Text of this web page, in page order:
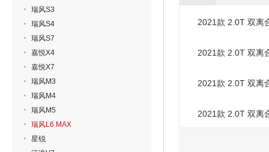
瑞风S3
瑞风S4
瑞风S7
嘉悦X4
嘉悦X7
瑞风M3
瑞风M4
瑞风M5
瑞风L6 MAX
星锐
2021款 2.0T 双离
2021款 2.0T 双离
2021款 2.0T 双离
2021款 2.0T 双离